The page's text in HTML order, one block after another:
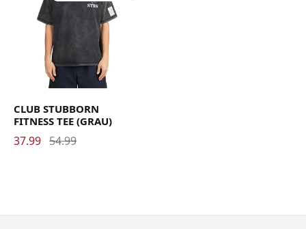
CLUB STUBBORN
FITNESS TEE (GRAU)
37.99 54.99